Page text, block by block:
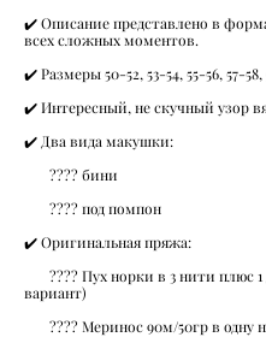
✔️ Описание представлено в
всех сложных моментов.
✔️ Размеры 50-52, 53-54, 55-56, 57-
✔️ Интересный, не скучный узор
✔️ Два вида макушки:
???? бини
???? под помпон
✔️ Оригинальная пряжа:
???? Пух норки в 3 нити плюс 1
вариант)
???? Меринос 90м/50гр в одну